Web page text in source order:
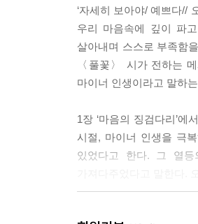
느껴져요. 사랑. 아무래
래요.
--- p.80
자동차가 없지요. 살고
람인 것입니다.
--- p.84
‘자세히 보아야/ 예쁘다//
우리 마음속에 깊이 파
살아내며 스스로 부족함
〈풀꽃〉 시가 전하는
마이너 인생이라고 말하
1장 ‘마음의 징검다리’
시절, 마이너 인생을 극
있었다고 한다. 그 열